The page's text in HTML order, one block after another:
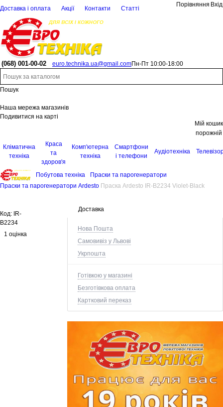
Доставка і оплата Акції Контакти Статті
Порівняння Вхід
(068) 001-00-02 euro.technika.ua@gmail.comПн-Пт 10:00-18:00
Пошук
Наша мережа магазинів
Подивитися на карті
Мій кошик
порожній
Кліматична
техніка
Краса
та
здоров'я
Комп'ютерна
техніка
Смартфони
і телефони
Аудіотехніка
Побутова техніка
Праски та парогенератори
Праски та парогенератори Ardesto Праска Ardesto IR-B2234 Violet-Black
Доставка
Нова Пошта
Самовивіз у Львові
Укрпошта
Готівкою у магазині
Безготівкова оплата
Картковий переказ
Код: IR-
B2234
1 оцінка